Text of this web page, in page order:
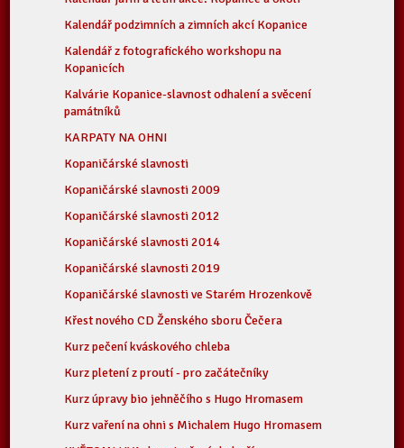
Kalendář podzimních a zimních akcí Kopanice
Kalendář z fotografického workshopu na
Kopanicích
Kalvárie Kopanice-slavnost odhalení a svěcení
památníků
KARPATY NA OHNI
Kopaničárské slavnosti
Kopaničárské slavnosti 2009
Kopaničárské slavnosti 2012
Kopaničárské slavnosti 2014
Kopaničárské slavnosti 2019
Kopaničárské slavnosti ve Starém Hrozenkově
Křest nového CD Ženského sboru Čečera
Kurz pečení kváskového chleba
Kurz pletení z proutí - pro začátečníky
Kurz úpravy bio jehněčího s Hugo Hromasem
Kurz vaření na ohni s Michalem Hugo Hromasem